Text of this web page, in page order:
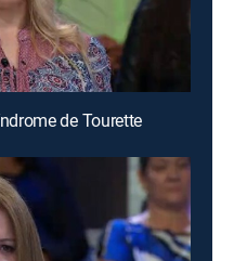
de Tourette